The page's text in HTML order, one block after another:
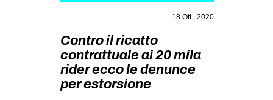
CSOA LAMBRETTA
MSM
STUDENTI TSUNAMI
ZAM
18 Ott , 2020
Contro il ricatto
contrattuale ai 20 mila
rider ecco le denunce
per estorsione